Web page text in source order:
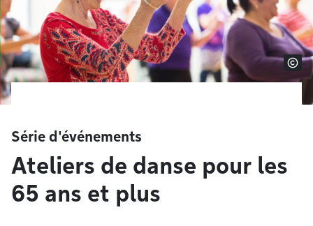
Série d'événements
Ateliers de danse pour les
65 ans et plus